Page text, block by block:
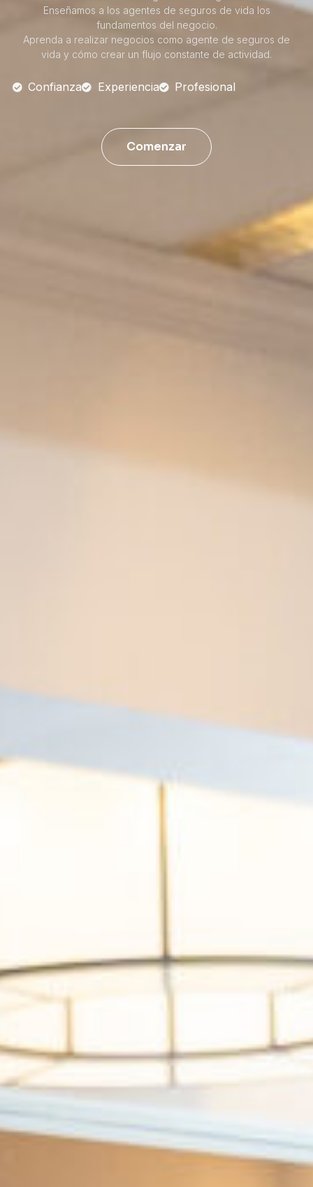
Enseñamos a los agentes de seguros de vida los
fundamentos del negocio.
Aprenda a realizar negocios como agente de seguros de
vida y cómo crear un flujo constante de actividad.
Confianza Experiencia Profesional
Comenzar